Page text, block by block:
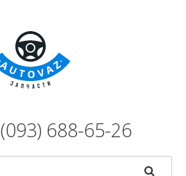
(093) 688-65-26